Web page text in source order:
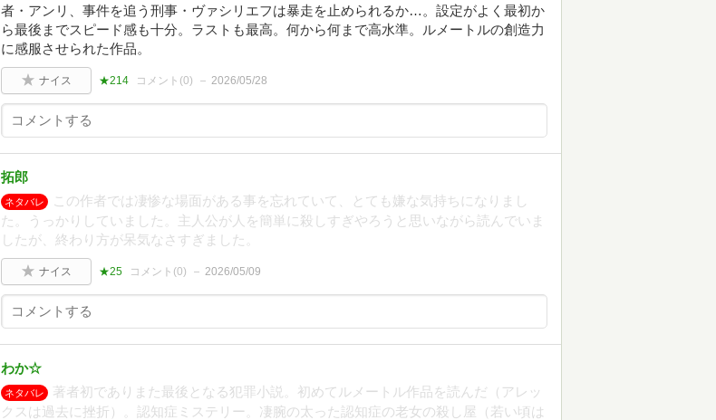
者・アンリ、事件を追う刑事・ヴァシリエフは暴走を止められるか…。設定がよく最初か
ら最後までスピード感も十分。ラストも最高。何から何まで高水準。ルメートルの創造力
に感服させられた作品。
ナイス ★214 コメント(0) 2026/05/28
拓郎
ネタバレ
この作者では凄惨な場面がある事を忘れていて、とても嫌な気持ちになりまし
た。うっかりしていました。主人公が人を簡単に殺しすぎやろうと思いながら読んでいま
したが、終わり方が呆気なさすぎました。
ナイス ★25 コメント(0) 2026/05/09
わか☆
ネタバレ
著者初でありまた最後となる犯罪小説。初めてルメートル作品を読んだ（アレッ
クスは過去に挫折）。認知症ミステリー。凄腕の太った認知症の老女の殺し屋（若い頃は